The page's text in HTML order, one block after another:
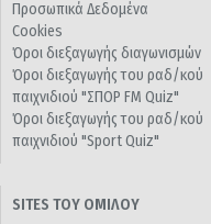
Προσωπικά Δεδομένα
Cookies
Όροι διεξαγωγής διαγωνισμών
Όροι διεξαγωγής του ραδ/κού
παιχνιδιού "ΣΠΟΡ FM Quiz"
Όροι διεξαγωγής του ραδ/κού
παιχνιδιού "Sport Quiz"
SITES ΤΟΥ ΟΜΙΛΟΥ